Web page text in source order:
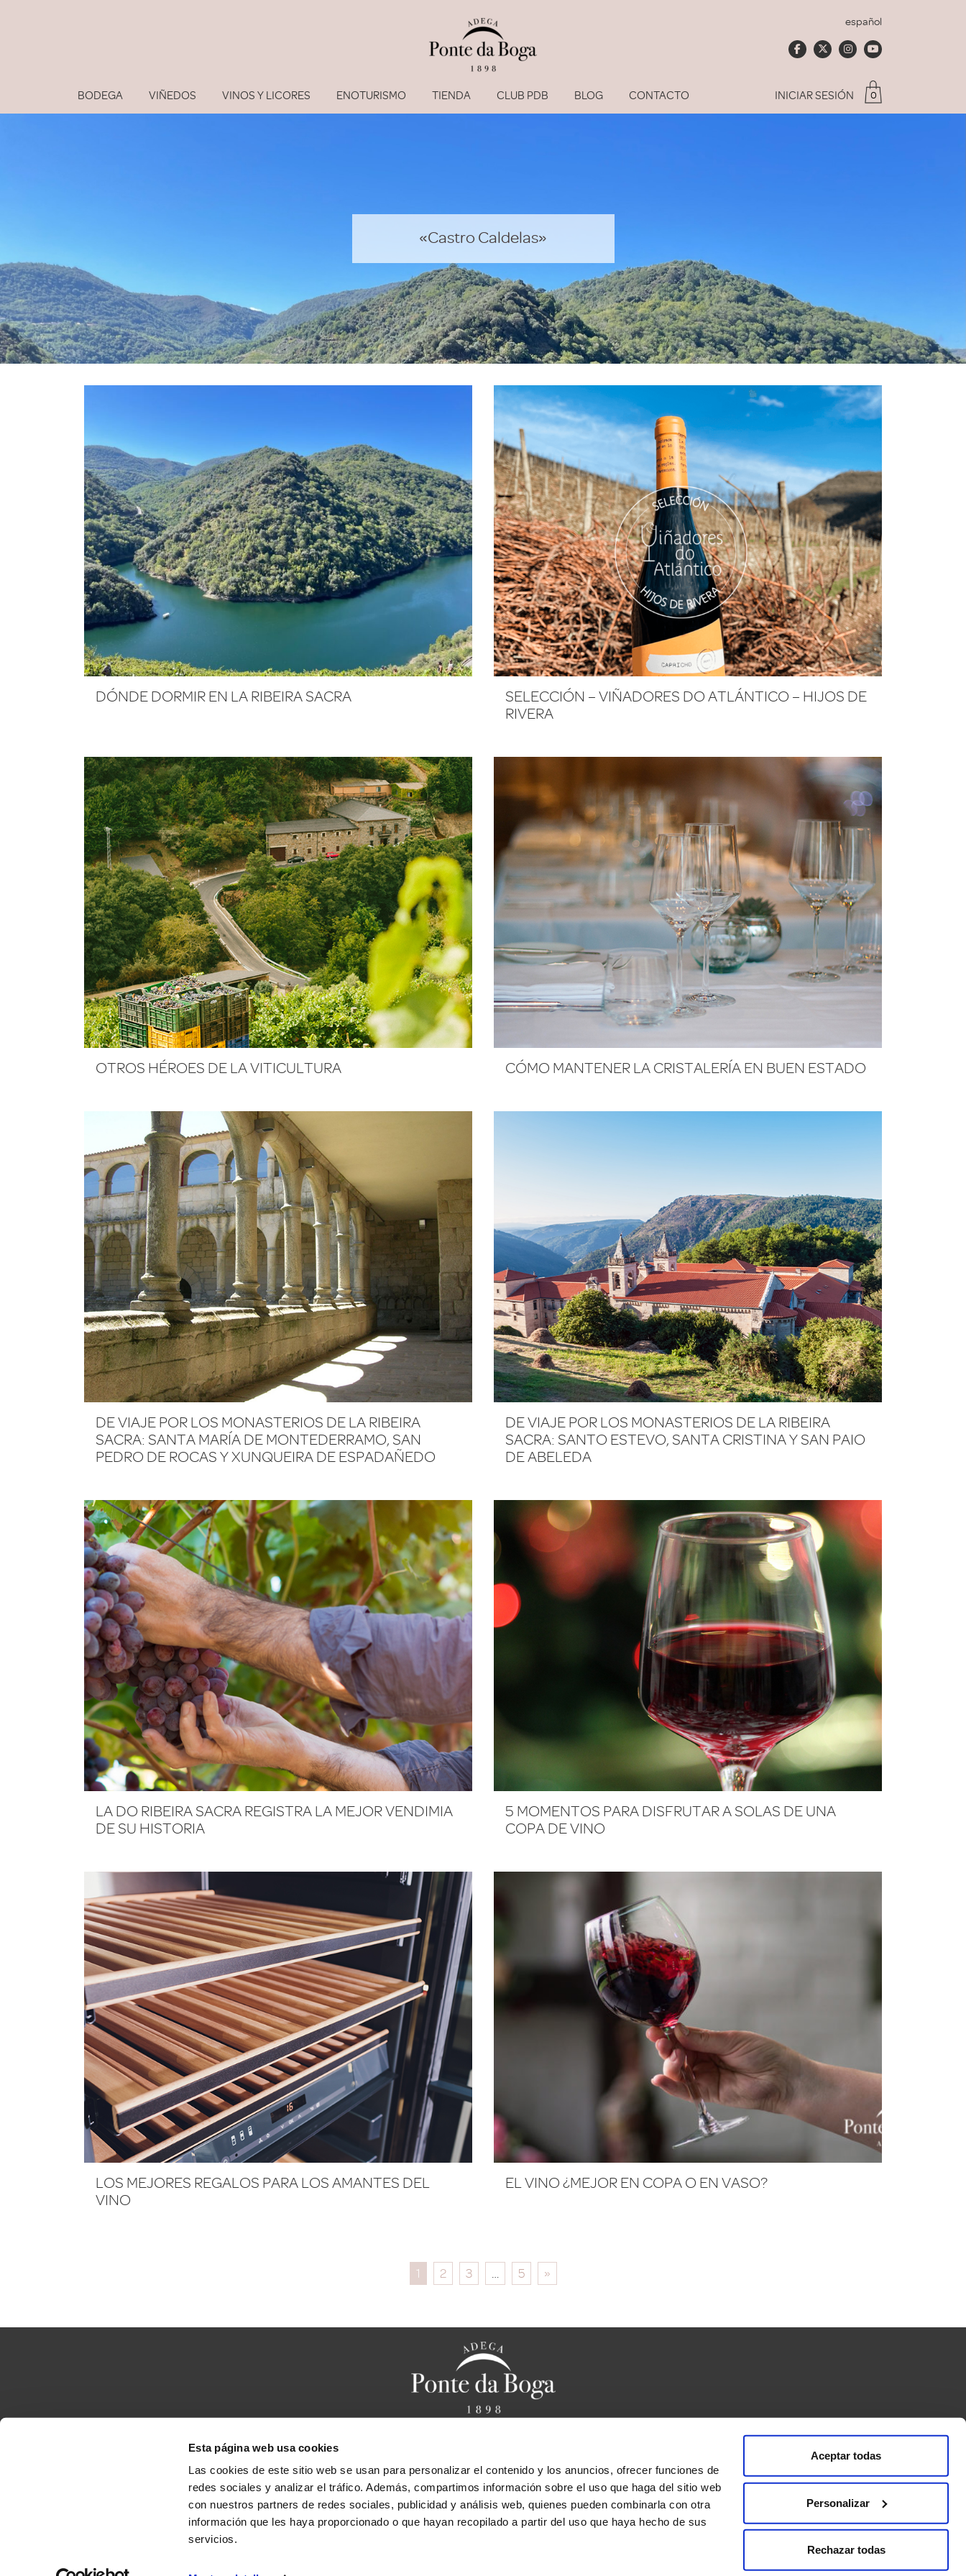
Esta página web usa cookies
Las cookies de este sitio web se usan para personalizar el contenido y los anuncios, ofrecer funciones de
redes sociales y analizar el tráfico. Además, compartimos información sobre el uso que haga del sitio web
con nuestros partners de redes sociales, publicidad y análisis web, quienes pueden combinarla con otra
información que les haya proporcionado o que hayan recopilado a partir del uso que haya hecho de sus
servicios.
Aceptar todas
Personalizar
Rechazar todas
español
BODEGA VIÑEDOS VINOS Y LICORES ENOTURISMO TIENDA CLUB PDB BLOG CONTACTO INICIAR SESIÓN
ACCEDER
0
«Castro Caldelas»
DÓNDE DORMIR EN LA RIBEIRA SACRA
SELECCIÓN – VIÑADORES DO ATLÁNTICO – HIJOS DE
RIVERA
OTROS HÉROES DE LA VITICULTURA CÓMO MANTENER LA CRISTALERÍA EN BUEN ESTADO
DE VIAJE POR LOS MONASTERIOS DE LA RIBEIRA
SACRA: SANTA MARÍA DE MONTEDERRAMO, SAN
PEDRO DE ROCAS Y XUNQUEIRA DE ESPADAÑEDO
DE VIAJE POR LOS MONASTERIOS DE LA RIBEIRA
SACRA: SANTO ESTEVO, SANTA CRISTINA Y SAN PAIO
DE ABELEDA
LA DO RIBEIRA SACRA REGISTRA LA MEJOR VENDIMIA
DE SU HISTORIA
5 MOMENTOS PARA DISFRUTAR A SOLAS DE UNA
COPA DE VINO
LOS MEJORES REGALOS PARA LOS AMANTES DEL
VINO
EL VINO ¿MEJOR EN COPA O EN VASO?
1 2 3 … 5 »
Condiciones de compra y envío
Bases legales sorteo “Cena caprichos de Chefs”
Bodega Vinos y Licores Tienda Club PDB Blog Contacto
© 2013/2026 Ponte da Boga